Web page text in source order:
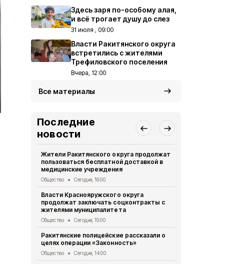
Здесь заря по-особому алая,
и всё трогает душу до слез
31 июля , 09:00
Власти Ракитянского округа
встретились с жителями
Трефиловского поселения
Вчера, 12:00
Все материалы
Последние
новости
Жители Ракитянского округа продолжат
пользоваться бесплатной доставкой в
медицинские учреждения
Общество Сегодня, 16:00
Власти Краснояружского округа
продолжат заключать соцконтракты с
жителями муниципалитета
Общество Сегодня, 15:00
Ракитянские полицейские рассказали о
целях операции «Законность»
Общество Сегодня, 14:00